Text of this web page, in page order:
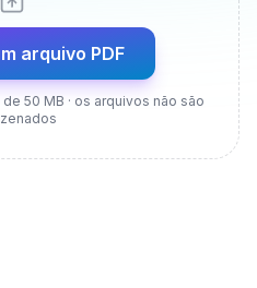
arquivo PDF
50 MB · os arquivos não são